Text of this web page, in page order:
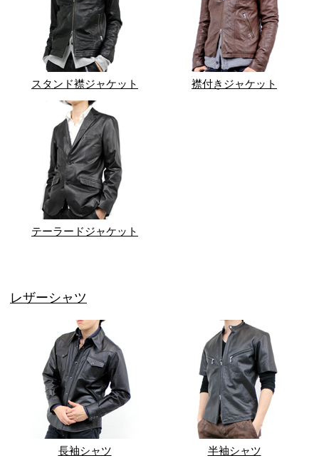
スタンド襟ジャケット 襟付きジャケット
テーラードジャケット
レザーシャツ
長袖シャツ 半袖シャツ